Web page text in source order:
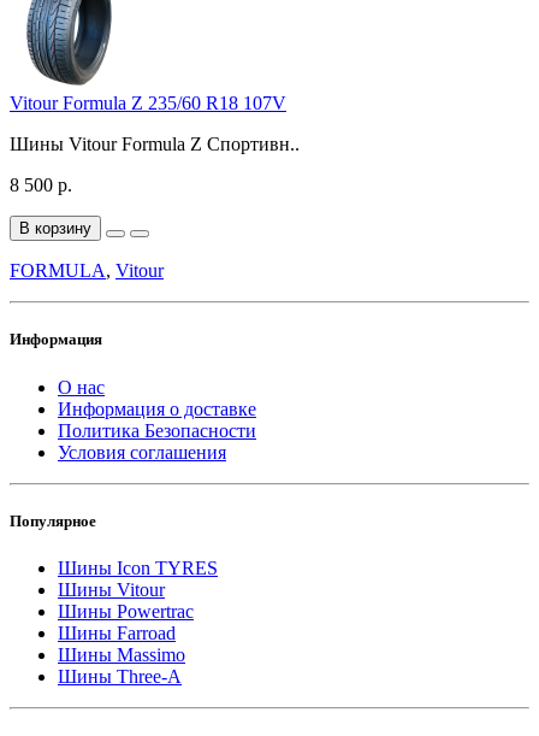
Vitour Formula Z 235/60 R18 107V
Шины Vitour Formula Z Спортивн..
8 500 р.
В корзину
FORMULA, Vitour
Информация
О нас
Информация о доставке
Политика Безопасности
Условия соглашения
Популярное
Шины Icon TYRES
Шины Vitour
Шины Powertrac
Шины Farroad
Шины Massimo
Шины Three-A